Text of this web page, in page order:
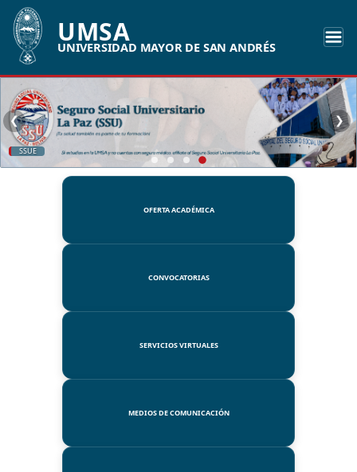
UMSA
UNIVERSIDAD MAYOR DE SAN ANDRÉS
SSUE
❮ ❯
OFERTA ACADÉMICA
CONVOCATORIAS
SERVICIOS VIRTUALES
MEDIOS DE COMUNICACIÓN